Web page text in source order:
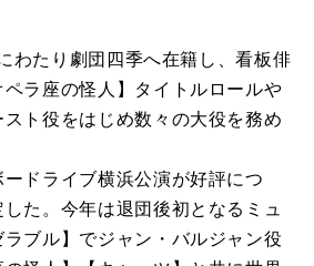
わたり劇団四季へ在籍し、看板俳
ラ座の怪人】タイトルロールや
スト役をはじめ数々の大役を務め
ドライブ横浜公演が好評につ
た。今年は退団後初となるミュ
ブル】でジャン・バルジャン役